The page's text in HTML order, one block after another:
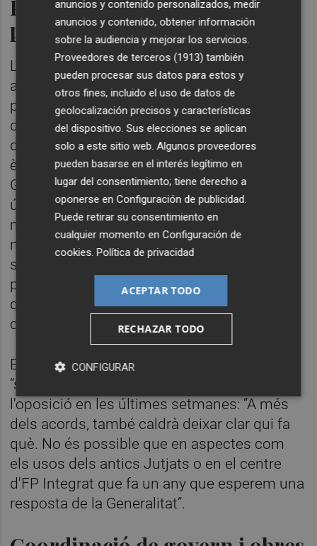
Pactes de ciutat i consens
polític
L'alcalde ha defensat la necessitat de grans
acords que superen les diferències
partidistes, i ha recordat que a principis
d'agost va traslladar la importància
d'aconseguir pactes de ciutat: “Enmig d'una
època de soroll, confrontació i polarització,
Gandia ha d'aspirar a construir consensos
útils. Ja he traslladat a tots els grups
municipals una proposta amb acords en
matèria de sostenibilitat, habitatge,
seguretat i civisme, infraestructures i bona
política. Vull que setembre siga el mes en
què concretem les primeres mesures
conjuntes”.
En aquest punt, Prieto ha criticat la
“sobreexposició” i la “sobreactuació” de
l'oposició en les últimes setmanes: “A més
dels acords, també caldrà deixar clar qui fa
què. No és possible que en aspectes com
els usos dels antics Jutjats o en el centre
d'FP Integrat que fa un any que esperem una
resposta de la Generalitat”.
anuncios y contenido personalizados, medir
anuncios y contenido, obtener información
sobre la audiencia y mejorar los servicios.
Proveedores de terceros (1913) también
pueden procesar sus datos para estos y
otros fines, incluido el uso de datos de
geolocalización precisos y características
del dispositivo. Sus elecciones se aplican
solo a este sitio web. Algunos proveedores
pueden basarse en el interés legítimo en
lugar del consentimiento; tiene derecho a
oponerse enConfiguración de publicidad
Puede retirar su consentimiento en
cualquier momento enConfiguración de
cookies .Política de privacidad
ACEPTAR TODO
RECHAZAR TODO
CONFIGURAR